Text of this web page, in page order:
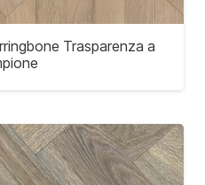
Trasparenza a